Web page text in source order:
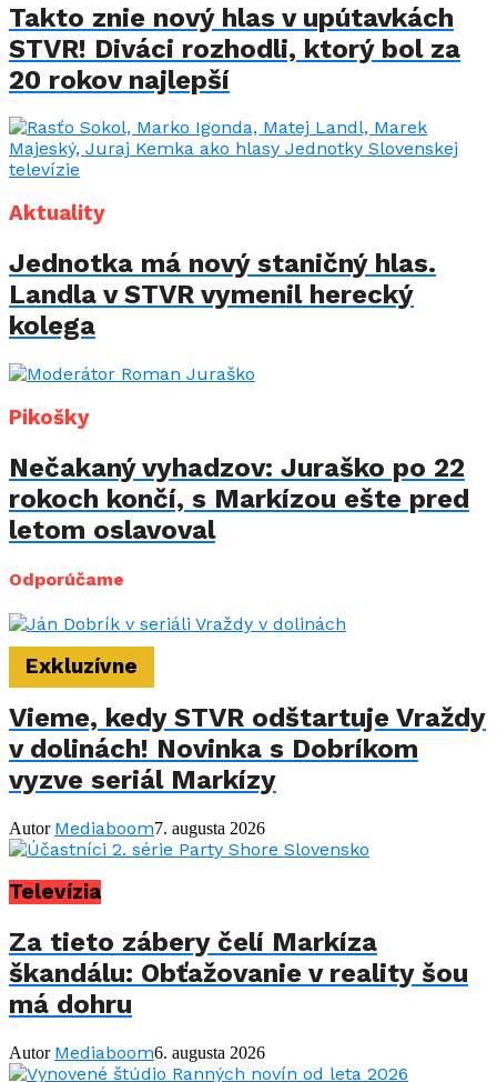
Takto znie nový hlas v upútavkách
STVR! Diváci rozhodli, ktorý bol za
20 rokov najlepší
Aktuality
Jednotka má nový staničný hlas.
Landla v STVR vymenil herecký
kolega
Pikošky
Nečakaný vyhadzov: Juraško po 22
rokoch končí, s Markízou ešte pred
letom oslavoval
Odporúčame
Exkluzívne
Vieme, kedy STVR odštartuje Vraždy
v dolinách! Novinka s Dobríkom
vyzve seriál Markízy
Autor Mediaboom7. augusta 2026
Televízia
Za tieto zábery čelí Markíza
škandálu: Obťažovanie v reality šou
má dohru
Autor Mediaboom6. augusta 2026